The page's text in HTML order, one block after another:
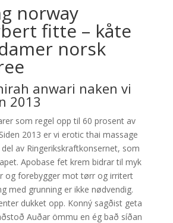
norway
fitte – kåte
norsk
anwari naken vi
2013
som regel opp til 60 prosent av
2013 er vi erotic thai massage
av Ringerikskraftkonsernet, som
Apobase fet krem bidrar til myk
og forebygger mot tørr og irritert
med grunning er ikke nødvendig.
dukket opp. Konný sagðist geta
Auðar ömmu en ég bað síðan